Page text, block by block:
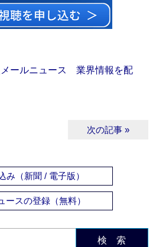
ールニュース 業界情報を配
次の記事 »
み（新聞 / 電子版）
ースの登録（無料）
検 索